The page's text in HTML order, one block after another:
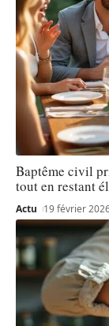
Baptême civil
tout en restant
Actu 19 février